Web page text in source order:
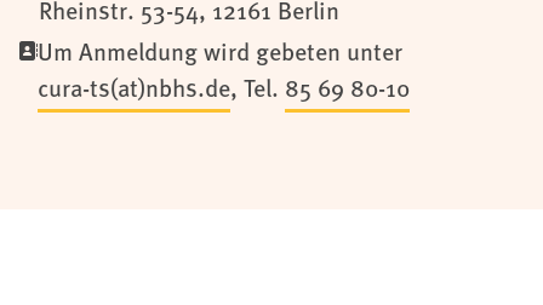
Rheinstr. 53-54, 12161 Berlin
Um Anmeldung wird gebeten unter
cura-ts(at)nbhs.de, Tel. 85 69 80-10